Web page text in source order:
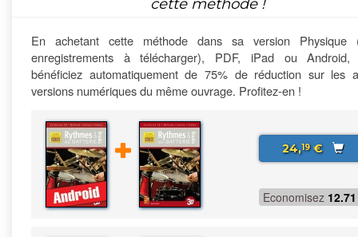
En achetant cette méthode dans sa version Physique
enregistrements à télécharger), PDF, iPad ou Android,
bénéficiez automatiquement de 75% de réduction sur les
versions numériques du même ouvrage. Profitez-en !
24,19€
Economisez 12.71